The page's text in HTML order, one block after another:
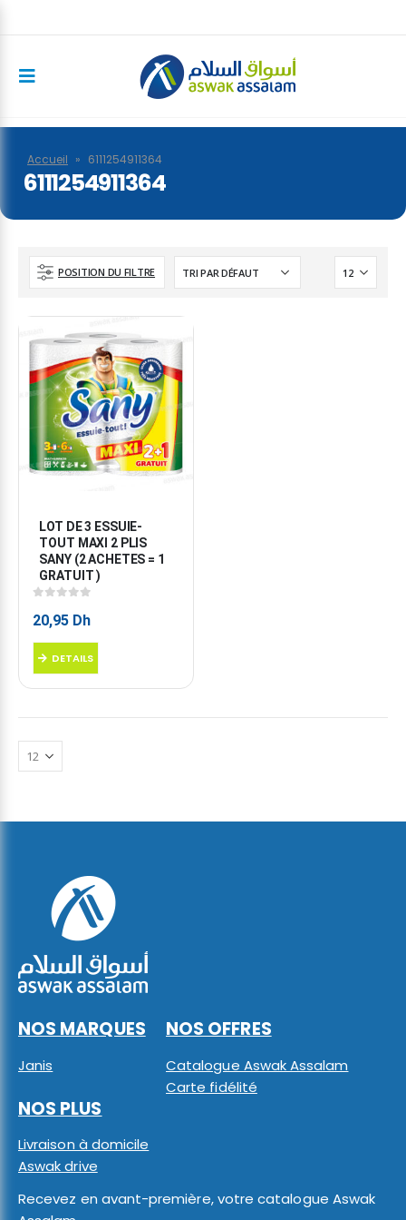
Accueil » 6111254911364
6111254911364
POSITION DU FILTRE
LOT DE 3 ESSUIE-
TOUT MAXI 2 PLIS
SANY (2 ACHETES = 1
GRATUIT )
20,95 Dh
DETAILS
NOS MARQUES
Janis
NOS OFFRES
Catalogue Aswak Assalam
Carte fidélité
NOS PLUS
Livraison à domicile
Aswak drive
Recevez en avant-première, votre catalogue Aswak